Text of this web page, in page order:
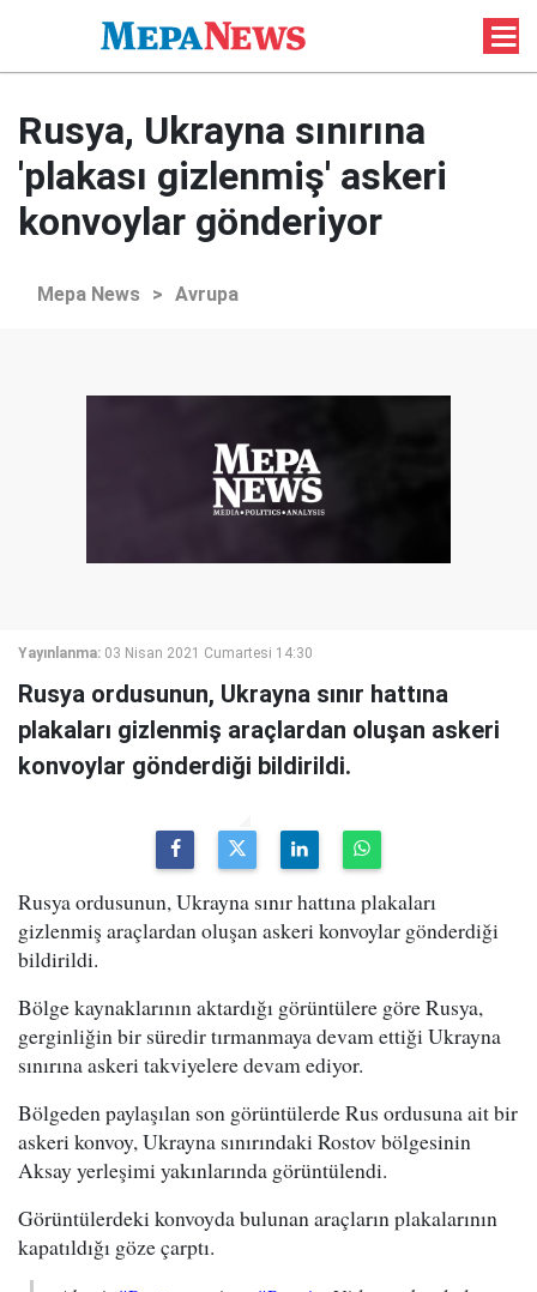
Rusya, Ukrayna sınırına
'plakası gizlenmiş' askeri
konvoylar gönderiyor
Mepa News > Avrupa
Yayınlanma: 03 Nisan 2021 Cumartesi 14:30
Rusya ordusunun, Ukrayna sınır hattına
plakaları gizlenmiş araçlardan oluşan askeri
konvoylar gönderdiği bildirildi.
Rusya ordusunun, Ukrayna sınır hattına plakaları
gizlenmiş araçlardan oluşan askeri konvoylar gönderdiği
bildirildi.
Bölge kaynaklarının aktardığı görüntülere göre Rusya,
gerginliğin bir süredir tırmanmaya devam ettiği Ukrayna
sınırına askeri takviyelere devam ediyor.
Bölgeden paylaşılan son görüntülerde Rus ordusuna ait bir
askeri konvoy, Ukrayna sınırındaki Rostov bölgesinin
Aksay yerleşimi yakınlarında görüntülendi.
Görüntülerdeki konvoyda bulunan araçların plakalarının
kapatıldığı göze çarptı.